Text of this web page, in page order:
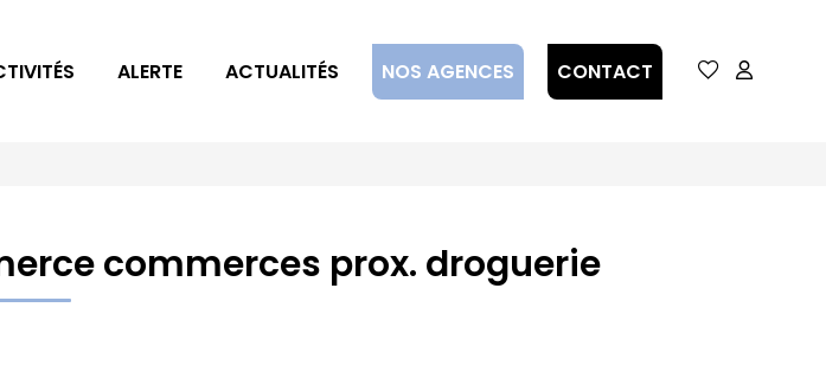
ALERTE ACTUALITÉS NOS AGENCES CONTACT
commerces prox. droguerie